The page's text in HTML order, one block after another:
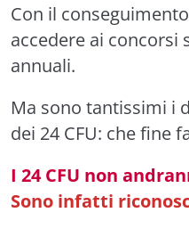
Con il
accedere ai concorsi
annuali.
Ma sono tantissimi i
dei 24 CFU: che fine
I 24 CFU non
Sono infatti